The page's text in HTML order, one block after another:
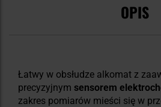
OPIS
Łatwy w obsłudze alkomat z
precyzyjnym sensorem
zakres pomiarów mieści się w